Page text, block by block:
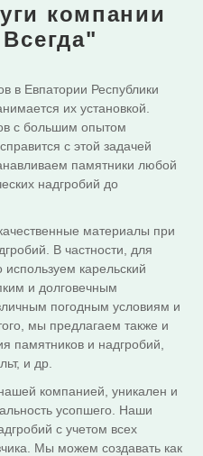
компании
в Евпатории Республики
их установкой.
с большим опытом
с этой задачей
памятники любой
надгробий до
материалы при
В частности, для
карельский
и долговечным
погодным условиям и
мы предлагаем также и
памятников и надгробий,
и др.
компанией, уникален и
усопшего. Наши
с учетом всех
Мы можем создавать как